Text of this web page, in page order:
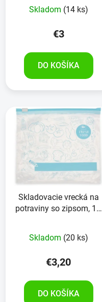
Skladom (14 ks)
€3
DO KOŠÍKA
Skladovacie vrecká na
potraviny so zipsom, 1 l,
Skladom (20 ks)
€3,20
DO KOŠÍKA